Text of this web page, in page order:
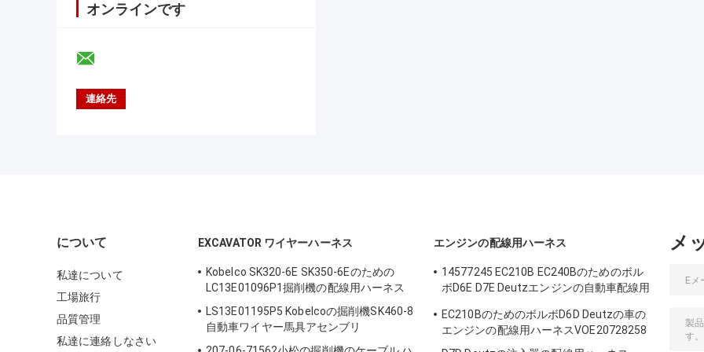
オンラインです
について
私達について
工場旅行
品質管理
私達に連絡しなさい
EXCAVATOR ワイヤーハーネス
Kobelco SK320-6E SK350-6Eのための
LC13E01096P1掘削機の配線用ハーネス
LS13E01195P5 Kobelcoの掘削機SK460-8
自動車ワイヤー馬具アセンブリ
エンジンの配線用ハーネス
14577245 EC210B EC240Bのためのボル
ボD6E D7E Deutzエンジンの自動車配線用
EC210BのためのボルボD6D Deutzの車の
エンジンの配線用ハーネスVOE20728258
メ